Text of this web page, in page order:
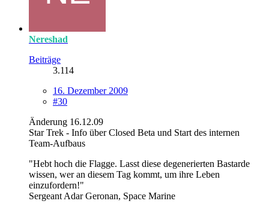
Nereshad
Beiträge
3.114
16. Dezember 2009
#30
Änderung 16.12.09
Star Trek - Info über Closed Beta und Start des internen
Team-Aufbaus
"Hebt hoch die Flagge. Lasst diese degenerierten Bastarde
wissen, wer an diesem Tag kommt, um ihre Leben
einzufordern!"
Sergeant Adar Geronan, Space Marine